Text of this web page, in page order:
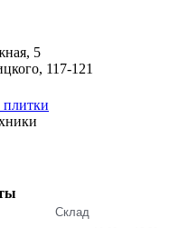
5
117-121
Склад